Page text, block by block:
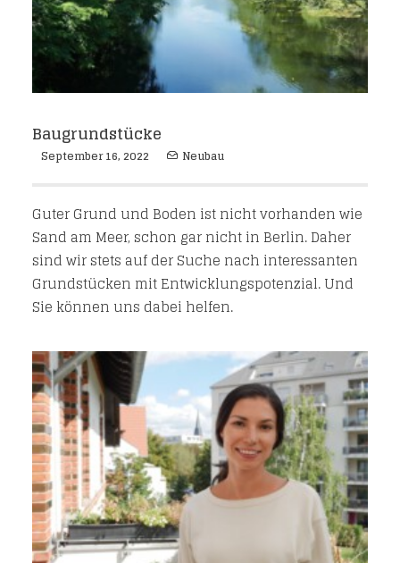
Baugrundstücke
September 16, 2022 Neubau
Guter Grund und Boden ist nicht vorhanden wie
Sand am Meer, schon gar nicht in Berlin. Daher
sind wir stets auf der Suche nach interessanten
Grundstücken mit Entwicklungspotenzial. Und
Sie können uns dabei helfen.